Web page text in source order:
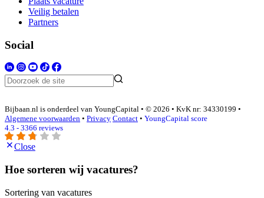
Veilig betalen
Partners
Social
Bijbaan.nl is onderdeel van YoungCapital • © 2026 • KvK nr: 34330199 •
Algemene voorwaarden • Privacy Contact • YoungCapital score
4.3 - 3366 reviews
Close
Hoe sorteren wij vacatures?
Sortering van vacatures